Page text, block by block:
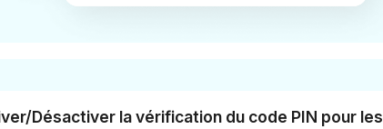
Désactiver la vérification du code PIN pour les